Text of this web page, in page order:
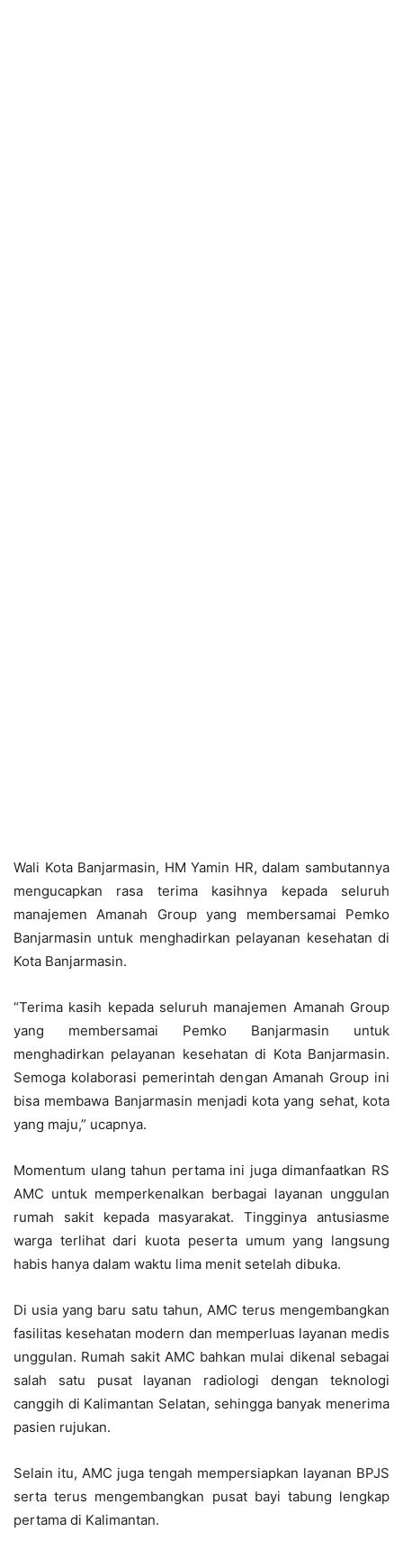
Wali Kota Banjarmasin, HM Yamin HR, dalam sambutannya
mengucapkan rasa terima kasihnya kepada seluruh
manajemen Amanah Group yang membersamai Pemko
Banjarmasin untuk menghadirkan pelayanan kesehatan di
Kota Banjarmasin.
“Terima kasih kepada seluruh manajemen Amanah Group
yang membersamai Pemko Banjarmasin untuk
menghadirkan pelayanan kesehatan di Kota Banjarmasin.
Semoga kolaborasi pemerintah dengan Amanah Group ini
bisa membawa Banjarmasin menjadi kota yang sehat, kota
yang maju,” ucapnya.
Momentum ulang tahun pertama ini juga dimanfaatkan RS
AMC untuk memperkenalkan berbagai layanan unggulan
rumah sakit kepada masyarakat. Tingginya antusiasme
warga terlihat dari kuota peserta umum yang langsung
habis hanya dalam waktu lima menit setelah dibuka.
Di usia yang baru satu tahun, AMC terus mengembangkan
fasilitas kesehatan modern dan memperluas layanan medis
unggulan. Rumah sakit AMC bahkan mulai dikenal sebagai
salah satu pusat layanan radiologi dengan teknologi
canggih di Kalimantan Selatan, sehingga banyak menerima
pasien rujukan.
Selain itu, AMC juga tengah mempersiapkan layanan BPJS
serta terus mengembangkan pusat bayi tabung lengkap
pertama di Kalimantan.